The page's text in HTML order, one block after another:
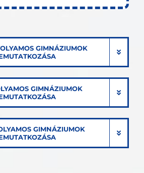
GIMNÁZIUMOK
GIMNÁZIUMOK
GIMNÁZIUMOK